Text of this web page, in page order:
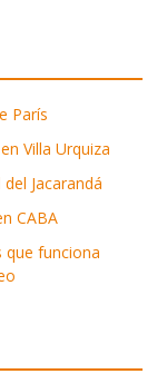
París
Villa Urquiza
Jacarandá
CABA
que funciona